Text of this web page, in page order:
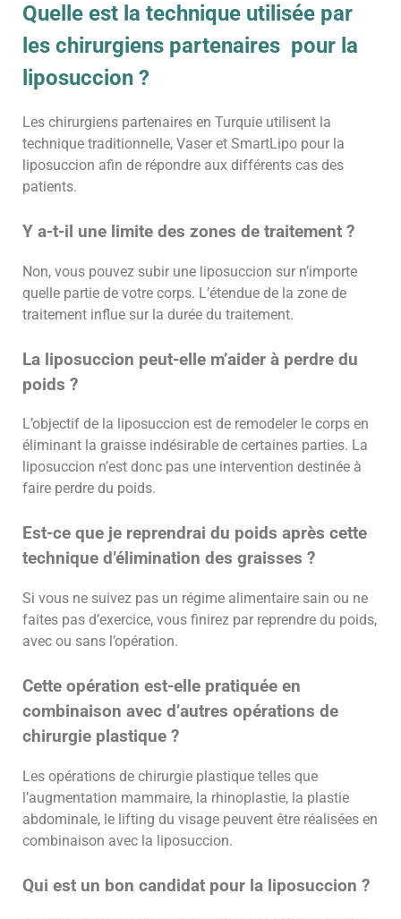
Quelle est la technique utilisée par
les chirurgiens partenaires pour la
liposuccion ?
Les chirurgiens partenaires en Turquie utilisent la
technique traditionnelle, Vaser et SmartLipo pour la
liposuccion afin de répondre aux différents cas des
patients.
Y a-t-il une limite des zones de traitement ?
Non, vous pouvez subir une liposuccion sur n’importe
quelle partie de votre corps. L’étendue de la zone de
traitement influe sur la durée du traitement.
La liposuccion peut-elle m’aider à perdre du
poids ?
L’objectif de la liposuccion est de remodeler le corps en
éliminant la graisse indésirable de certaines parties. La
liposuccion n’est donc pas une intervention destinée à
faire perdre du poids.
Est-ce que je reprendrai du poids après cette
technique d’élimination des graisses ?
Si vous ne suivez pas un régime alimentaire sain ou ne
faites pas d’exercice, vous finirez par reprendre du poids,
avec ou sans l’opération.
Cette opération est-elle pratiquée en
combinaison avec d’autres opérations de
chirurgie plastique ?
Les opérations de chirurgie plastique telles que
l’augmentation mammaire, la rhinoplastie, la plastie
abdominale, le lifting du visage peuvent être réalisées en
combinaison avec la liposuccion.
Qui est un bon candidat pour la liposuccion ?